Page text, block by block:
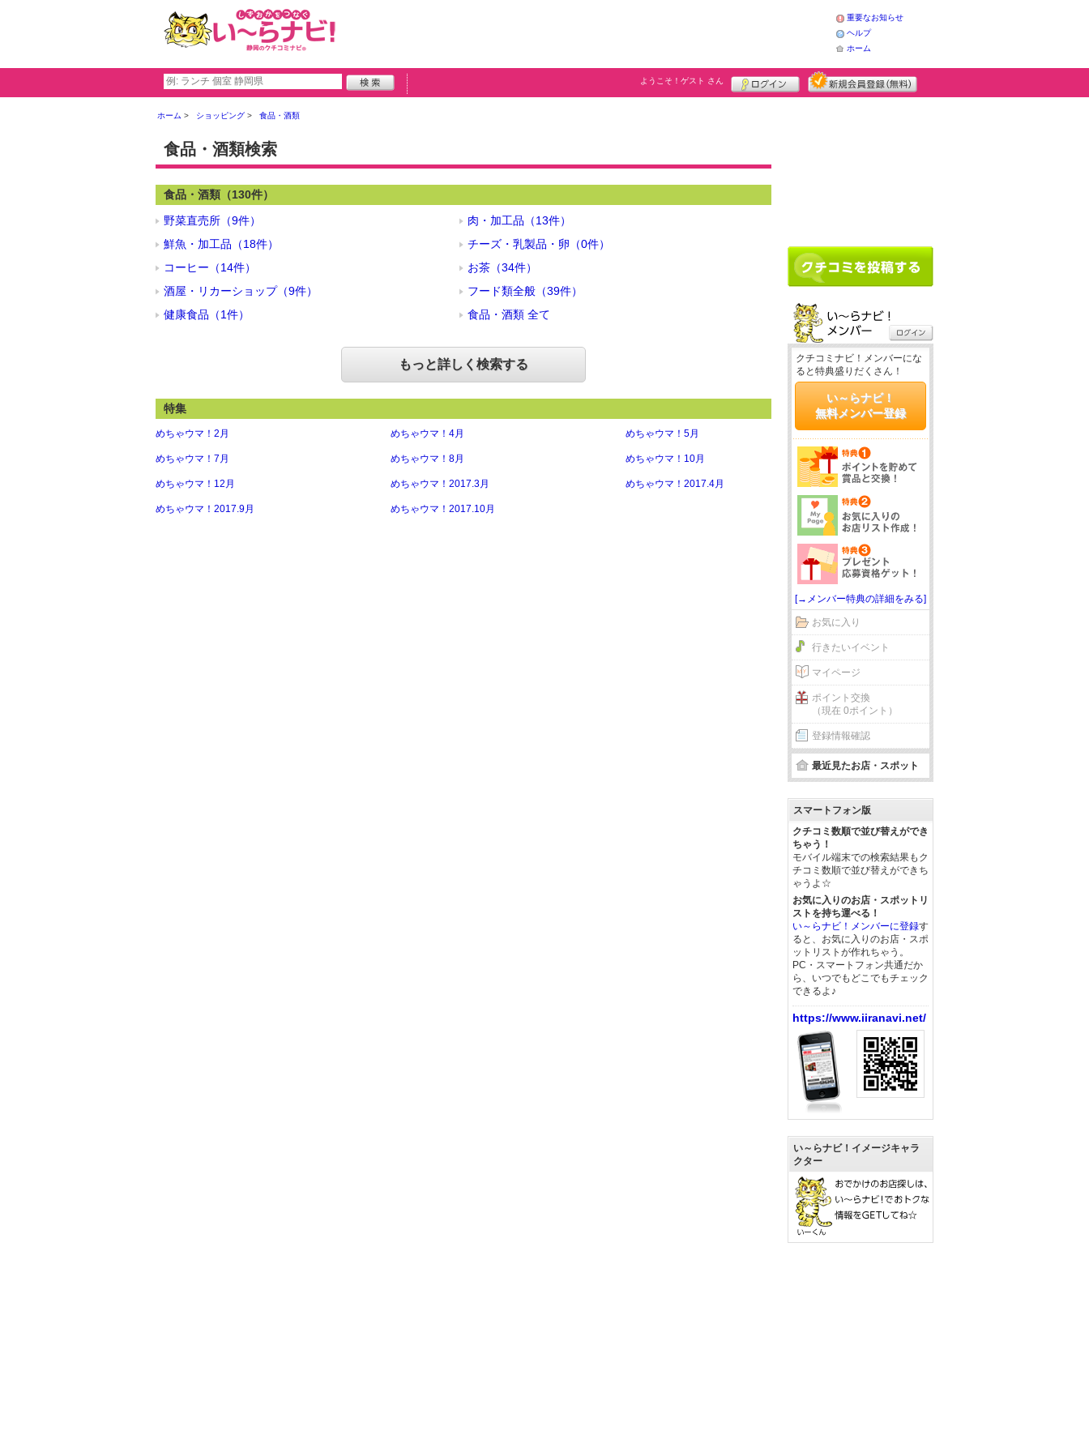
重要なお知らせ
ヘルプ
ホーム
ようこそ！ ゲスト さん
ホーム ショッピング 食品・酒類
食品・酒類検索
食品・酒類（130件）
野菜直売所（9件）
肉・加工品（13件）
鮮魚・加工品（18件）
チーズ・乳製品・卵（0件）
コーヒー（14件）
お茶（34件）
酒屋・リカーショップ（9件）
フード類全般（39件）
健康食品（1件）
食品・酒類 全て
もっと詳しく検索する
特集
めちゃウマ！2月 めちゃウマ！4月 めちゃウマ！5月
めちゃウマ！7月 めちゃウマ！8月 めちゃウマ！10月
めちゃウマ！12月 めちゃウマ！2017.3月 めちゃウマ！2017.4月
めちゃウマ！2017.9月 めちゃウマ！2017.10月
クチコミナビ！メンバーにな
ると特典盛りだくさん！
い～らナビ！
無料メンバー登録
[→メンバー特典の詳細をみる]
お気に入り
行きたいイベント
マイページ
ポイント交換
（現在 0ポイント）
登録情報確認
最近見たお店・スポット
スマートフォン版
クチコミ数順で並び替えができ
ちゃう！
モバイル端末での検索結果もク
チコミ数順で並び替えができち
ゃうよ☆
お気に入りのお店・スポットリ
ストを持ち運べる！
い～らナビ！メンバーに登録す
ると、お気に入りのお店・スポ
ットリストが作れちゃう。
PC・スマートフォン共通だか
ら、いつでもどこでもチェック
できるよ♪
https://www.iiranavi.net/
い～らナビ！イメージキャラ
クター